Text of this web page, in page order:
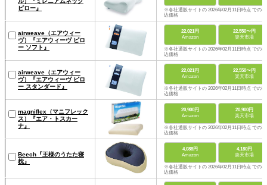
ピロー』
※各社通販サイトの 2026年02月11日時点 での税
込価格
airweave（エアウィー
ヴ）『エアウィーヴ ピロ
ー ソフト』
22,021円
Amazon
22,550〜円
楽天市場
※各社通販サイトの 2026年02月11日時点 での税
込価格
airweave（エアウィー
ヴ）『エアウィーヴ ピロ
ー スタンダード』
22,021円
Amazon
22,550〜円
楽天市場
※各社通販サイトの 2026年02月11日時点 での税
込価格
magniflex（マニフレック
ス）『エア・トスカー
ナ』
20,900円
Amazon
20,900円
楽天市場
※各社通販サイトの 2026年02月11日時点 での税
込価格
Beech『王様のうたた寝
枕』
4,088円
Amazon
4,180円
楽天市場
※各社通販サイトの 2026年02月11日時点 での税
込価格